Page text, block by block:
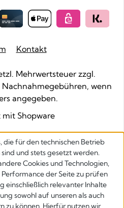
Kontakt
Mehrwertsteuer zzgl.
wenn
angegeben.
mit Shopware
die für den technischen Betrieb
und stets gesetzt werden.
Cookies und Technologien,
der Seite zu prüfen
einschließlich relevanter Inhalte
sowohl auf unseren als auch
zu können. Hierfür nutzen wir